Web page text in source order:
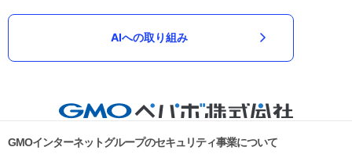
AIへの取り組み
GMOインターネットグループのセキュリティ事業について